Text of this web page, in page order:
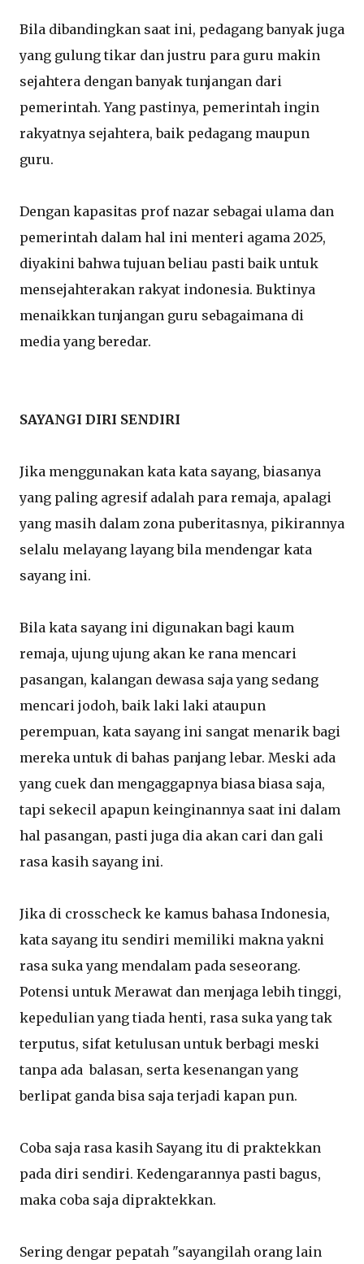
Bila dibandingkan saat ini, pedagang banyak juga
yang gulung tikar dan justru para guru makin
sejahtera dengan banyak tunjangan dari
pemerintah. Yang pastinya, pemerintah ingin
rakyatnya sejahtera, baik pedagang maupun
guru.
Dengan kapasitas prof nazar sebagai ulama dan
pemerintah dalam hal ini menteri agama 2025,
diyakini bahwa tujuan beliau pasti baik untuk
mensejahterakan rakyat indonesia. Buktinya
menaikkan tunjangan guru sebagaimana di
media yang beredar.
SAYANGI DIRI SENDIRI
Jika menggunakan kata kata sayang, biasanya
yang paling agresif adalah para remaja, apalagi
yang masih dalam zona puberitasnya, pikirannya
selalu melayang layang bila mendengar kata
sayang ini.
Bila kata sayang ini digunakan bagi kaum
remaja, ujung ujung akan ke rana mencari
pasangan, kalangan dewasa saja yang sedang
mencari jodoh, baik laki laki ataupun
perempuan, kata sayang ini sangat menarik bagi
mereka untuk di bahas panjang lebar. Meski ada
yang cuek dan mengaggapnya biasa biasa saja,
tapi sekecil apapun keinginannya saat ini dalam
hal pasangan, pasti juga dia akan cari dan gali
rasa kasih sayang ini.
Jika di crosscheck ke kamus bahasa Indonesia,
kata sayang itu sendiri memiliki makna yakni
rasa suka yang mendalam pada seseorang.
Potensi untuk Merawat dan menjaga lebih tinggi,
kepedulian yang tiada henti, rasa suka yang tak
terputus, sifat ketulusan untuk berbagi meski
tanpa ada balasan, serta kesenangan yang
berlipat ganda bisa saja terjadi kapan pun.
Coba saja rasa kasih Sayang itu di praktekkan
pada diri sendiri. Kedengarannya pasti bagus,
maka coba saja dipraktekkan.
Sering dengar pepatah "sayangilah orang lain